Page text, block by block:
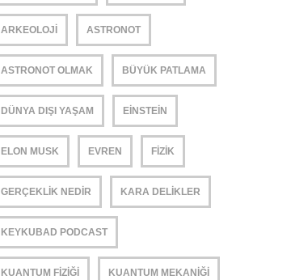
ARKEOLOJI ASTRONOT
ASTRONOT OLMAK BÜYÜK PATLAMA
DÜNYA DIŞI YAŞAM EINSTEIN
ELON MUSK EVREN FIZIK
GERÇEKLIK NEDIR KARA DELIKLER
KEYKUBAD PODCAST
KUANTUM FIZIĞI KUANTUM MEKANIĞI